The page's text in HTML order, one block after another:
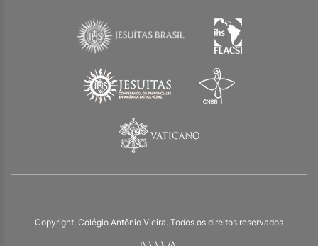
Copyright. Colégio Antônio Vieira. Todos os direitos reservados